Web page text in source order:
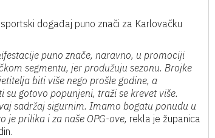
događaj puno znači za Karlovačku
puno znače, naravno, u promociji
segmentu, jer produžuju sezonu. Brojke
biti više nego prošle godine, a
su gotovo popunjeni, traži se krevet više.
sadržaj sigurnim. Imamo bogatu ponudu u
je prilika i za naše OPG-ove, rekla je županica